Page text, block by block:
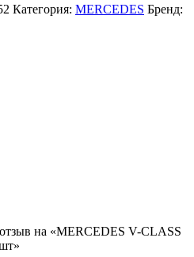
Категория: MERCEDES Бренд:
на «MERCEDES V-CLASS